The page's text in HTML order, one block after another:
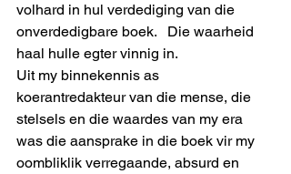
volhard in hul verdediging van die
onverdedigbare boek.   Die waarheid
haal hulle egter vinnig in.
Uit my binnekennis as
koerantredakteur van die mense, die
stelsels en die waardes van my era
was die aansprake in die boek vir my
oombliklik verregaande, absurd en